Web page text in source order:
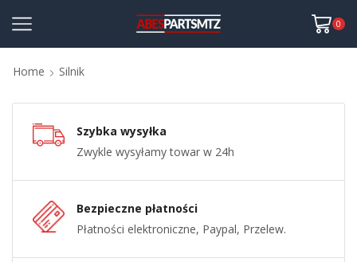
0
Home Silnik
Szybka wysyłka
Zwykle wysyłamy towar w 24h
Bezpieczne płatności
Płatności elektroniczne, Paypal, Przelew.